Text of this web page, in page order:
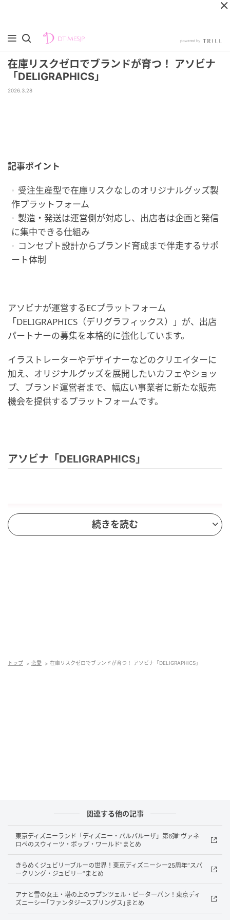
在庫リスクゼロでブランドが育つ！ アソビナ
「DELIGRAPHICS」
2026.3.28
記事ポイント
受注生産型で在庫リスクなしのオリジナルグッズ製
作プラットフォーム
製造・発送は運営側が対応し、出店者は企画と発信
に集中できる仕組み
コンセプト設計からブランド育成まで伴走するサポ
ート体制
アソビナが運営するECプラットフォーム
「DELIGRAPHICS（デリグラフィックス）」が、出店
パートナーの募集を本格的に強化しています。
イラストレーターやデザイナーなどのクリエイターに
加え、オリジナルグッズを展開したいカフェやショッ
プ、ブランド運営者まで、幅広い事業者に新たな販売
機会を提供するプラットフォームです。
アソビナ「DELIGRAPHICS」
DELIGRAPHICSは、「”着る”ことで始まる物語」をコ
ンセプトに、オリジナルグラフィックをTシャツやバッ
グなどのアパレルアイテムとして展開できるプラット
フォームです。
受注生産型モデルを採用しており、在庫リスクを抑え
ながら販売できます。
続きを読む
トップ 恋愛 在庫リスクゼロでブランドが育つ！ アソビナ「DELIGRAPHICS」
関連する他の記事
東京ディズニーランド「ディズニー・パルパルーザ」第6弾“ヴァネ
ロペのスウィーツ・ポップ・ワールド”まとめ
きらめくジュビリーブルーの世界！東京ディズニーシー25周年“スパ
ークリング・ジュビリー”まとめ
アナと雪の女王・塔の上のラプンツェル・ピーターパン！東京ディ
ズニーシー｢ファンタジースプリングス｣まとめ